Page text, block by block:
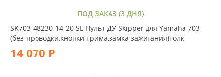
ПОД ЗАКАЗ (3 ДНЯ)
SK703-48230-14-20-SL Пульт ДУ Skipper для Yamaha 703
(без-проводки,кнопки трима,замка зажигания)толк
14 070 Р